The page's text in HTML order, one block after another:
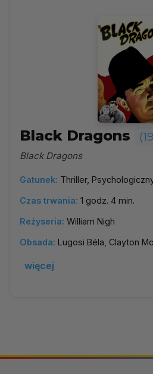
Black Dragons
Black Dragons
Gatunek: Thriller,
Czas trwania: 1 godz. 4 min.
Reżyseria: William Nigh
Obsada: Lugosi Béla, Clayton
więcej